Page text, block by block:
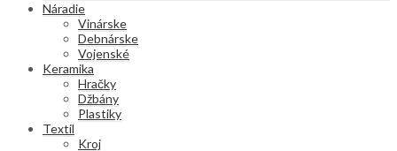
Náradie
Vinárske
Debnárske
Vojenské
Keramika
Hračky
Džbány
Plastiky
Textil
Kroj